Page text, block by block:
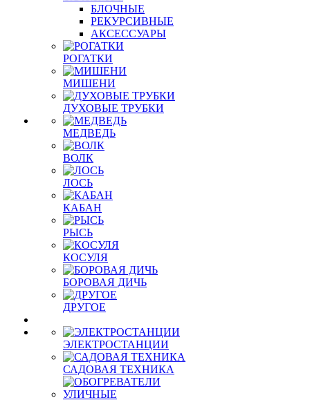
БЛОЧНЫЕ
РЕКУРСИВНЫЕ
АКСЕССУАРЫ
РОГАТКИ
МИШЕНИ
ДУХОВЫЕ ТРУБКИ
МЕДВЕДЬ
ВОЛК
ЛОСЬ
КАБАН
РЫСЬ
КОСУЛЯ
БОРОВАЯ ДИЧЬ
ДРУГОЕ
ЭЛЕКТРОСТАНЦИИ
САДОВАЯ ТЕХНИКА